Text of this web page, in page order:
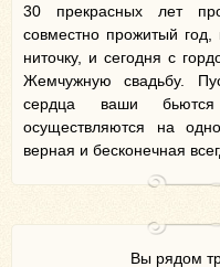
30 прекрасных лет
совместно прожитый
ниточку, и сегодня с
Жемчужную свадьбу.
сердца ваши
осуществляются на
верная и бесконечная
Вы рядом